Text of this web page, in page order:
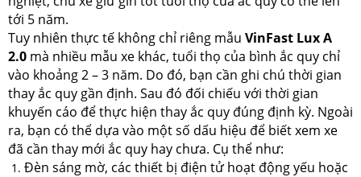
tới 5 năm.
Tuy nhiên thực tế không chỉ riêng mẫu VinFast Lux A
2.0 mà nhiều mẫu xe khác, tuổi thọ của bình ắc quy chỉ
vào khoảng 2 – 3 năm. Do đó, bạn cần ghi chú thời gian
thay ắc quy gần định. Sau đó đối chiếu với thời gian
khuyến cáo để thực hiện thay ắc quy đúng định kỳ. Ngoài
ra, bạn có thể dựa vào một số dấu hiệu để biết xem xe
đã cần thay mới ắc quy hay chưa. Cụ thể như:
Đèn sáng mờ, các thiết bị điện tử hoạt động yếu hoặc